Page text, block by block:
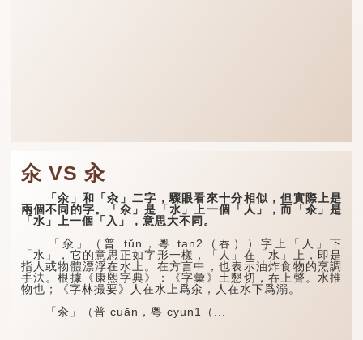
氽 VS 汆
「氽」和「汆」二字，驟眼看來十分相似，但實際上是
兩個不同的字。「氽」是「水」上一個「人」，而「汆」是
「水」上一個「入」，意思大不同。
「氽」（普 tǔn，粵 tan2（吞））字上「人」下
「水」，它的意思正如字形一樣，「人」在「水」上，即是
指人或物體漂浮在水上。在方言中，也表示油炸食物的烹調
手法。根據《康熙字典》：《字彙》土懇切，吞上聲。水推
物也；《字林撮要》人在水上爲氽，人在水下爲溺。
「汆」（普 cuān，粵 cyun1（...